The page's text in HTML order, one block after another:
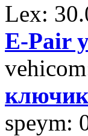
Lex:
E-Pair
speym: